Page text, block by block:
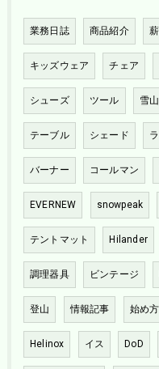
業務日誌 商品紹介
キッズウェア チェア
シューズ ツール 雪
テーブル シェード
バーナー コールマン
EVERNEW snowpeak
テントマット Hilander
調理器具 ビンテージ
登山 情報記事 始め方
Helinox イス DoD